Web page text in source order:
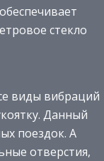
стекло
виды вибраций
Данный
поездок. А
отверстия,